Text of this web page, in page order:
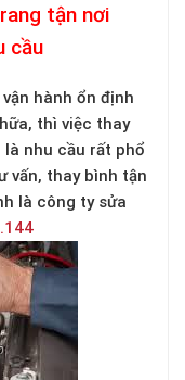
tận nơi
cầu
hành ổn định
thì việc thay
nhu cầu rất phổ
vấn, thay bình tận
là công ty sửa